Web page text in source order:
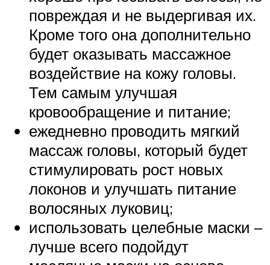
повреждая и не выдергивая их.
Кроме того она дополнительно
будет оказывать массажное
воздействие на кожу головы.
Тем самым улучшая
кровообращение и питание;
ежедневно проводить мягкий
массаж головы, который будет
стимулировать рост новых
локонов и улучшать питание
волосяных луковиц;
использовать целебные маски –
лучше всего подойдут